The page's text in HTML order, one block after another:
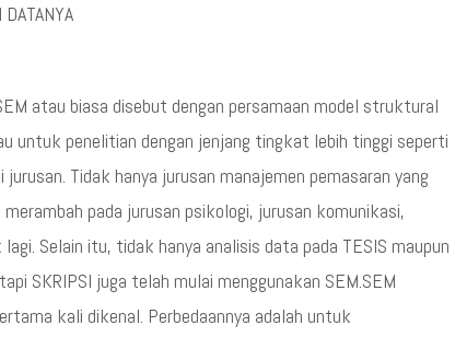
atau biasa disebut dengan persamaan model struktural
untuk penelitian dengan jenjang tingkat lebih tinggi seperti
Tidak hanya jurusan manajemen pemasaran yang
pada jurusan psikologi, jurusan komunikasi,
Selain itu, tidak hanya analisis data pada TESIS maupun
SKRIPSI juga telah mulai menggunakan SEM.SEM
kali dikenal. Perbedaannya adalah untuk